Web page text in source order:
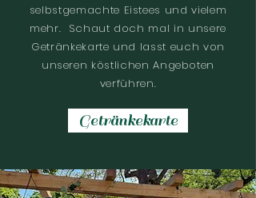
selbstgemachte Eistees und vielem
mehr. Schaut doch mal in unsere
Getränkekarte und lasst euch von
unseren köstlichen Angeboten
verführen.
Getränkekarte